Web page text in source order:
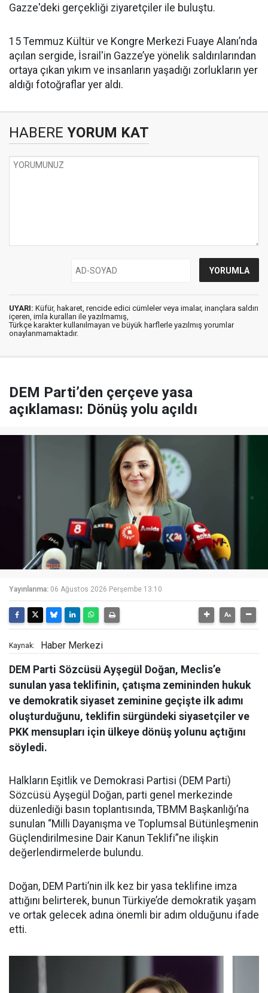
Gazze'deki gerçekliği ziyaretçiler ile buluştu.
15 Temmuz Kültür ve Kongre Merkezi Fuaye Alanı’nda
açılan sergide, İsrail'in Gazze’ye yönelik saldırılarından
ortaya çıkan yıkım ve insanların yaşadığı zorlukların yer
aldığı fotoğraflar yer aldı.
HABERE YORUM KAT
UYARI: Küfür, hakaret, rencide edici cümleler veya imalar, inançlara saldırı
içeren, imla kuralları ile yazılmamış,
Türkçe karakter kullanılmayan ve büyük harflerle yazılmış yorumlar
onaylanmamaktadır.
DEM Parti’den çerçeve yasa
açıklaması: Dönüş yolu açıldı
Yayınlanma: 06 Ağustos 2026 Perşembe 13:10
Kaynak: Haber Merkezi
DEM Parti Sözcüsü Ayşegül Doğan, Meclis’e
sunulan yasa teklifinin, çatışma zemininden hukuk
ve demokratik siyaset zeminine geçişte ilk adımı
oluşturduğunu, teklifin sürgündeki siyasetçiler ve
PKK mensupları için ülkeye dönüş yolunu açtığını
söyledi.
Halkların Eşitlik ve Demokrasi Partisi (DEM Parti)
Sözcüsü Ayşegül Doğan, parti genel merkezinde
düzenlediği basın toplantısında, TBMM Başkanlığı’na
sunulan “Milli Dayanışma ve Toplumsal Bütünleşmenin
Güçlendirilmesine Dair Kanun Teklifi”ne ilişkin
değerlendirmelerde bulundu.
Doğan, DEM Parti’nin ilk kez bir yasa teklifine imza
attığını belirterek, bunun Türkiye’de demokratik yaşam
ve ortak gelecek adına önemli bir adım olduğunu ifade
etti.